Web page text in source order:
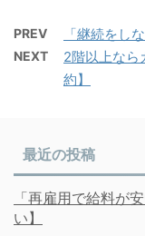
PREV 「継続をし
NEXT
2階以上なら
約】
最近の投稿
「再雇用で給料が
い】